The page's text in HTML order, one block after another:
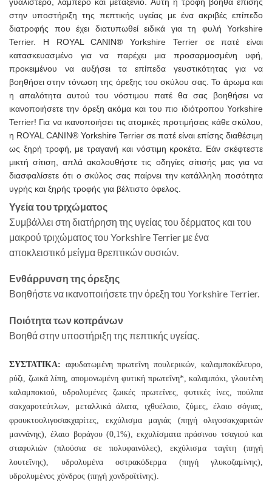
στην υποστήριξη της πεπτικής υγείας με ένα ακριβές επίπεδο
διατροφής που έχει διατυπωθεί ειδικά για τη φυλή Yorkshire
Terrier. Η ROYAL CANIN® Yorkshire Terrier σε πατέ είναι
κατασκευασμένο για να παρέχει μια προσαρμοσμένη υφή,
προκειμένου να αυξήσει τα επίπεδα γευστικότητας για να
βοηθήσει στην τόνωση της όρεξης του σκύλου σας. Το άρωμα και
η απαλότητα αυτού του νόστιμου πατέ θα σας βοηθήσει να
ικανοποιήσετε την όρεξη ακόμα και του πιο ιδιότροπου Yorkshire
Terrier! Για να ικανοποιήσει τις ατομικές προτιμήσεις κάθε σκύλου,
η ROYAL CANIN® Yorkshire Terrier σε πατέ είναι επίσης διαθέσιμη
ως ξηρή τροφή, με τραγανή και νόστιμη κροκέτα. Εάν σκέφτεστε
μικτή σίτιση, απλά ακολουθήστε τις οδηγίες σίτισής μας για να
διασφαλίσετε ότι ο σκύλος σας παίρνει την κατάλληλη ποσότητα
υγρής και ξηρής τροφής για βέλτιστο όφελος.
Υγεία του τριχώματος
Συμβάλλει στη διατήρηση της υγείας του δέρματος και του
μακρού τριχώματος του Yorkshire Terrier με ένα
αποκλειστικό μείγμα θρεπτικών ουσιών.
Ενθάρρυνση της όρεξης
Βοηθήστε να ικανοποιήσετε την όρεξη του Yorkshire Terrier.
Ποιότητα των κοπράνων
Βοηθά στην υποστήριξη της πεπτικής υγείας.
ΣΥΣΤΑΤΙΚΑ: αφυδατωμένη πρωτεΐνη πουλερικών, καλαμποκάλευρο,
ρύζι, ζωικά λίπη, απομονωμένη φυτική πρωτεΐνη*, καλαμπόκι, γλουτένη
καλαμποκιού, υδρολυμένες ζωικές πρωτεΐνες, φυτικές ίνες, πούλπα
σακχαροτεύτλων, μεταλλικά άλατα, ιχθυέλαιο, ζύμες, έλαιο σόγιας,
φρουκτοολιγοσακχαρίτες, εκχύλισμα μαγιάς (πηγή ολιγοσακχαριτών
μαννάνης), έλαιο βοράγου (0,1%), εκχυλίσματα πράσινου τσαγιού και
σταφυλιών (πλούσια σε πολυφαινόλες), εκχύλισμα ταγίτη (πηγή
λουτεΐνης), υδρολυμένα οστρακόδερμα (πηγή γλυκοζαμίνης),
υδρολυμένος χόνδρος (πηγή χονδροϊτίνης).